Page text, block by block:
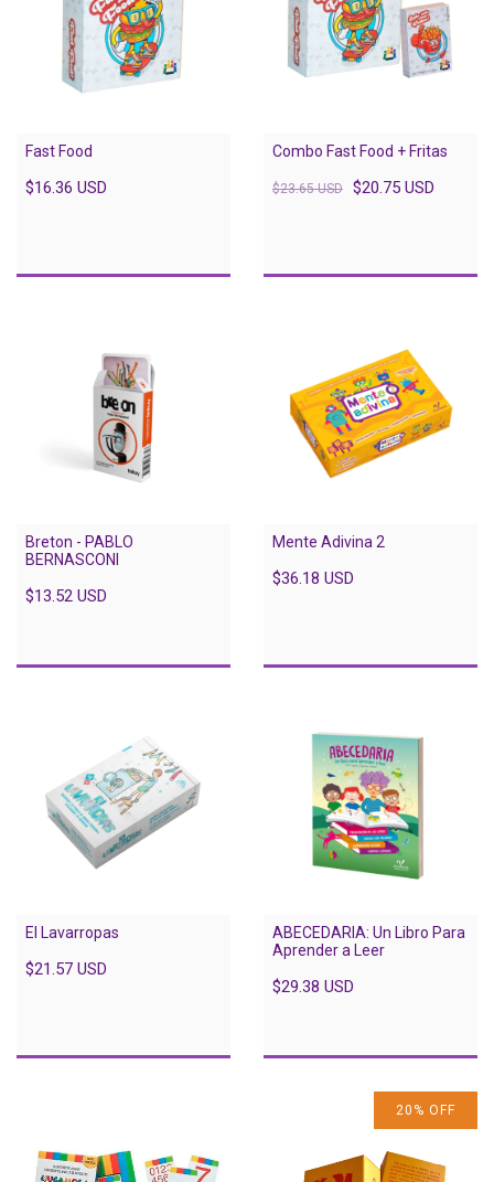
Fast Food
$16.36 USD
Combo Fast Food + Fritas
$23.65 USD $20.75 USD
Breton - PABLO
BERNASCONI
$13.52 USD
Mente Adivina 2
$36.18 USD
El Lavarropas
$21.57 USD
ABECEDARIA: Un Libro Para
Aprender a Leer
$29.38 USD
20 % OFF